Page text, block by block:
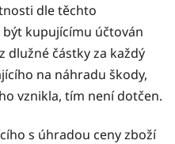
dle těchto
kupujícímu účtován
dlužné částky za každý
na náhradu škody,
vznikla, tím není dotčen.
s úhradou ceny zboží